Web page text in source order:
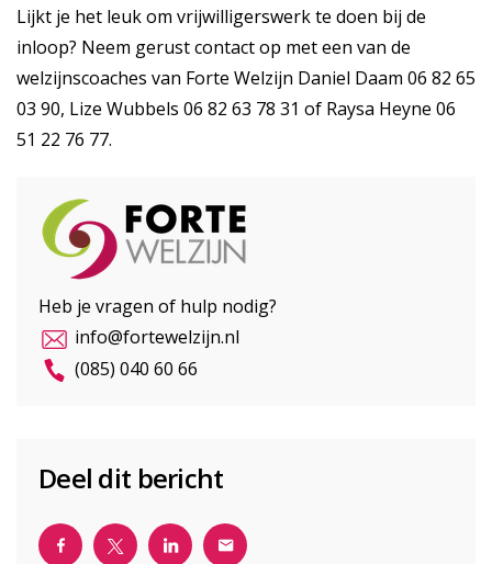
Lijkt je het leuk om vrijwilligerswerk te doen bij de
inloop? Neem gerust contact op met een van de
welzijnscoaches van Forte Welzijn Daniel Daam 06 82 65
03 90, Lize Wubbels 06 82 63 78 31 of Raysa Heyne 06
51 22 76 77.
Heb je vragen of hulp nodig?
info@fortewelzijn.nl
(085) 040 60 66
Deel dit bericht